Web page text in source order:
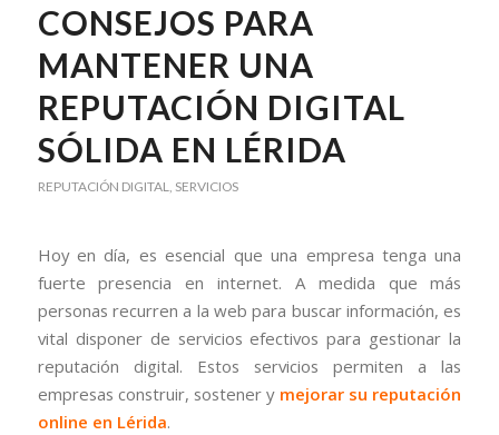
CONSEJOS PARA
MANTENER UNA
REPUTACIÓN DIGITAL
SÓLIDA EN LÉRIDA
REPUTACIÓN DIGITAL SERVICIOS
Hoy en día, es esencial que una empresa tenga una
fuerte presencia en internet. A medida que más
personas recurren a la web para buscar información, es
vital disponer de servicios efectivos para gestionar la
reputación digital. Estos servicios permiten a las
empresas construir, sostener y mejorar su reputación
online en Lérida.